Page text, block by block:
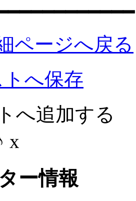
ページへ戻る
へ保存
へ追加する
x
ー情報